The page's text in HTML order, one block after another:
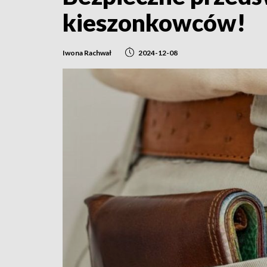
kieszonkowców!
Iwona Rachwał 2024-12-08